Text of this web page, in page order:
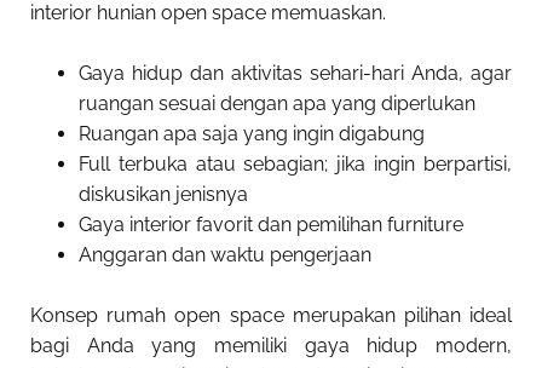
interior hunian open space memuaskan.
Gaya hidup dan aktivitas sehari-hari Anda, agar
ruangan sesuai dengan apa yang diperlukan
Ruangan apa saja yang ingin digabung
Full terbuka atau sebagian; jika ingin berpartisi,
diskusikan jenisnya
Gaya interior favorit dan pemilihan furniture
Anggaran dan waktu pengerjaan
Konsep rumah open space merupakan pilihan ideal
bagi Anda yang memiliki gaya hidup modern,